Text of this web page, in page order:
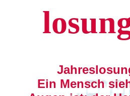
Ein Mensch